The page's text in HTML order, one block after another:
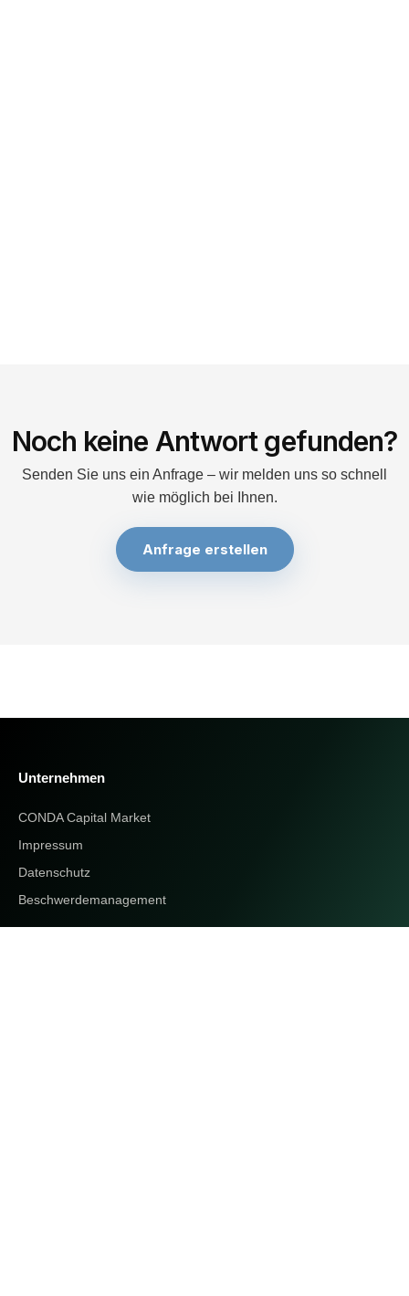
Noch keine Antwort gefunden?
Senden Sie uns ein Anfrage – wir melden uns so schnell
wie möglich bei Ihnen.
Anfrage erstellen
Unternehmen
CONDA Capital Market
Impressum
Datenschutz
Beschwerdemanagement